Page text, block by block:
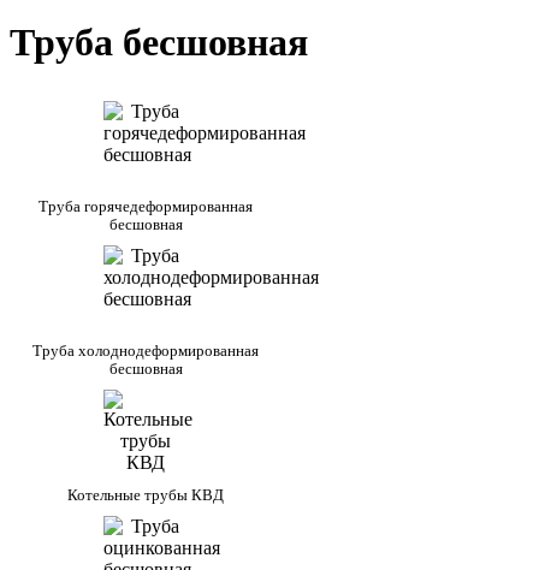
Труба бесшовная
Труба горячедеформированная
бесшовная
Труба холоднодеформированная
бесшовная
Котельные трубы КВД